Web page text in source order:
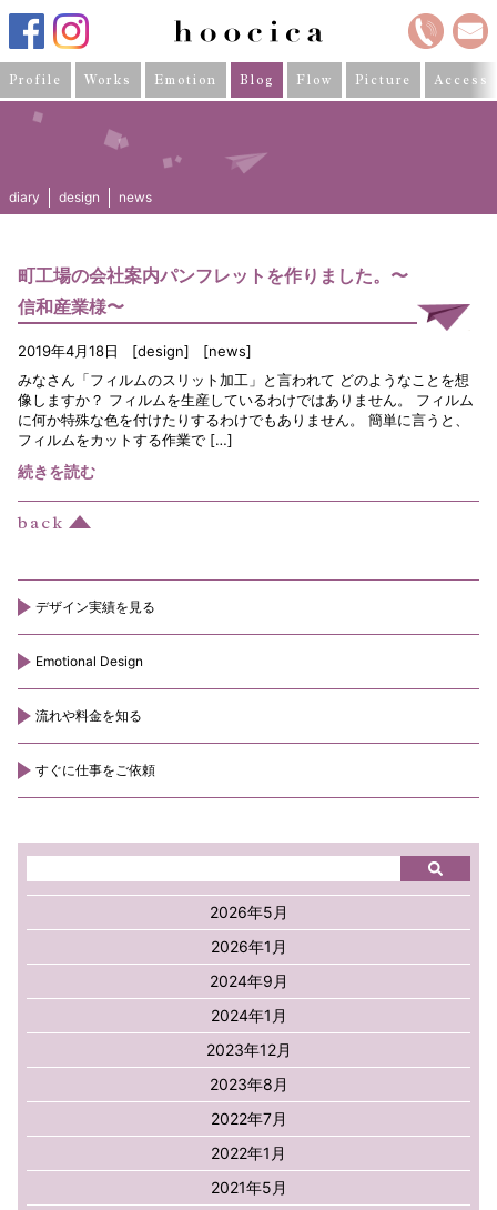
Profile Works Emotion Blog Flow Picture Access
diary design news
町工場の会社案内パンフレットを作りました。〜
信和産業様〜
2019年4月18日 design
news
みなさん「フィルムのスリット加工」と言われて どのようなことを想
像しますか？ フィルムを生産しているわけではありません。 フィルム
に何か特殊な色を付けたりするわけでもありません。 簡単に言うと、
フィルムをカットする作業で […]
続きを読む
デザイン実績を見る
Emotional Design
流れや料金を知る
すぐに仕事をご依頼
2026年5月
2026年1月
2024年9月
2024年1月
2023年12月
2023年8月
2022年7月
2022年1月
2021年5月